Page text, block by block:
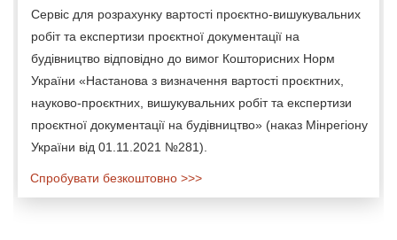
Сервіс для розрахунку вартості проєктно-вишукувальних
робіт та експертизи проєктної документації на
будівництво відповідно до вимог Кошторисних Норм
України «Настанова з визначення вартості проєктних,
науково-проєктних, вишукувальних робіт та експертизи
проєктної документації на будівництво» (наказ Мінрегіону
України від 01.11.2021 №281).
Спробувати безкоштовно >>>